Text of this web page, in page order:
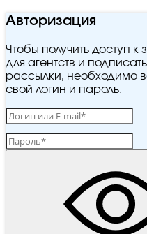
Авторизация
Чтобы получить доступ
для агентств и
рассылки, необходимо
свой логин и пароль.